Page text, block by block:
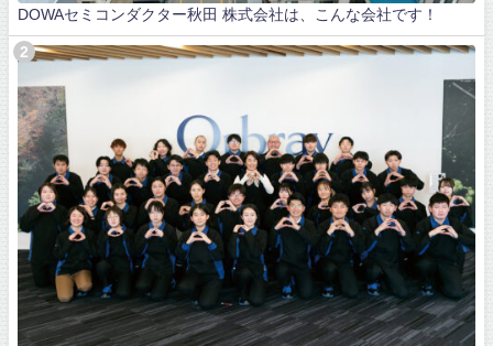
DOWAセミコンダクター秋田 株式会社は、こんな会社です！